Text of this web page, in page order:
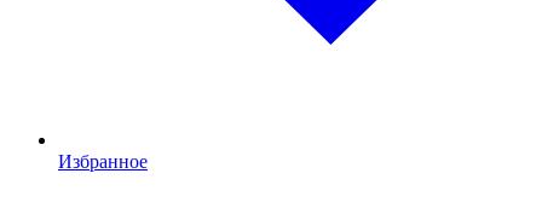
Избранное